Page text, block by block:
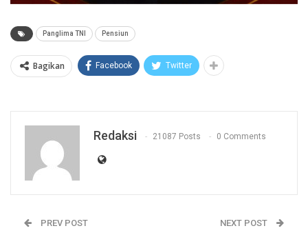
Panglima TNI Pensiun
Bagikan Facebook Twitter
Redaksi 21087 Posts 0 Comments
PREV POST NEXT POST